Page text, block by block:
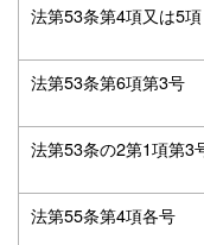
法第53条第4項又は5項
法第53条第6項第3号
法第53条の2第1項第3
法第55条第4項各号